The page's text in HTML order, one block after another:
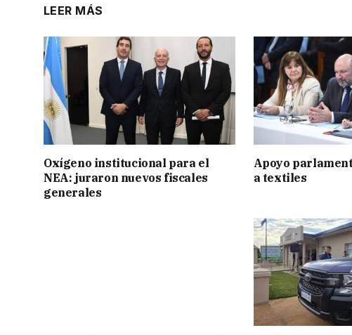
LEER MÁS
Oxígeno institucional para el
NEA: juraron nuevos fiscales
generales
Apoyo
a textiles